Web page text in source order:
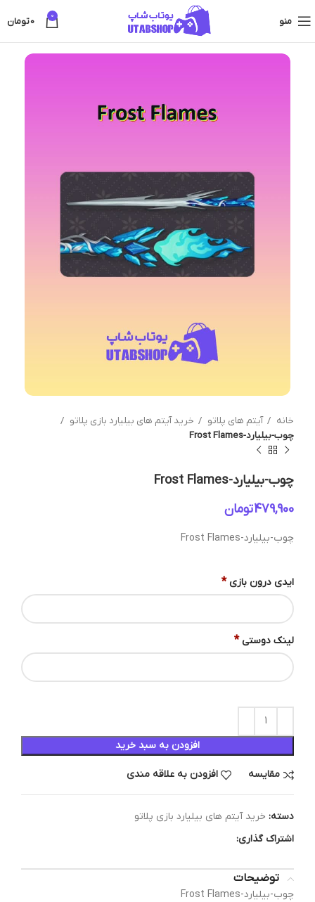
منو 0
0تومان
خانه آیتم های پلاتو
خرید آیتم های بیلیارد بازی پلاتو
چوب-بیلیارد-Frost Flames
چوب-بیلیارد-Frost Flames
تومان
چوب-بیلیارد-Frost Flames
ایدی درون بازی *
لینک دوستی *
افزودن به سبد خرید
مقایسه افزودن به علاقه مندی
دسته: خرید آیتم های بیلیارد بازی پلاتو
اشتراک گذاری:
توضیحات
چوب-بیلیارد-Frost Flames